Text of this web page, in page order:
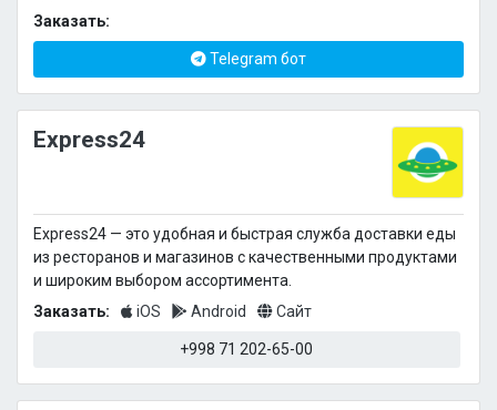
Заказать:
Telegram бот
Express24
Express24 — это удобная и быстрая служба доставки еды
из ресторанов и магазинов с качественными продуктами
и широким выбором ассортимента.
Заказать:
iOS Android Сайт
+998 71 202-65-00